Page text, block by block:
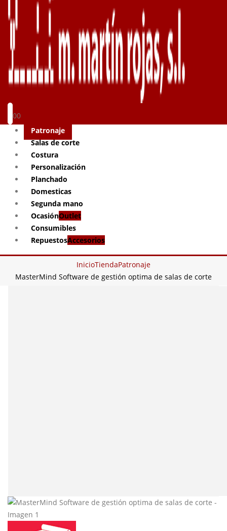
00
Patronaje
Salas de corte
Costura
Personalización
Planchado
Domesticas
Segunda mano
OcasiónOutlet
Consumibles
RepuestosAccesorios
InicioTiendaPatronaje
MasterMind Software de gestión optima de salas de corte